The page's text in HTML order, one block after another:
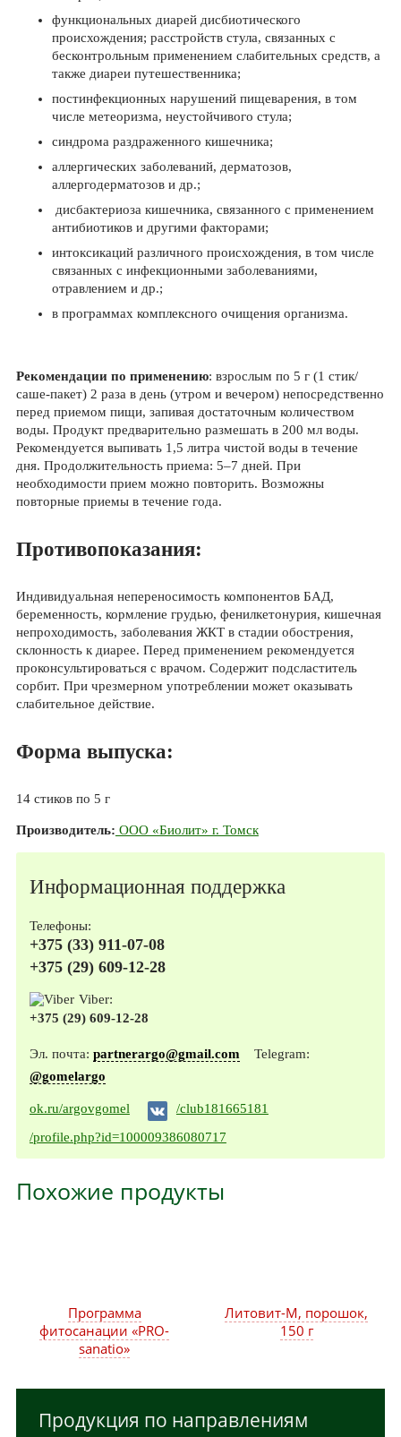
функциональных диарей дисбиотического
происхождения; расстройств стула, связанных с
бесконтрольным применением слабительных средств, а
также диареи путешественника;
постинфекционных нарушений пищеварения, в том
числе метеоризма, неустойчивого стула;
синдрома раздраженного кишечника;
аллергических заболеваний, дерматозов,
аллергодерматозов и др.;
дисбактериоза кишечника, связанного с применением
антибиотиков и другими факторами;
интоксикаций различного происхождения, в том числе
связанных с инфекционными заболеваниями,
отравлением и др.;
в программах комплексного очищения организма.
Рекомендации по применению: взрослым по 5 г (1 стик/
саше-пакет) 2 раза в день (утром и вечером) непосредственно
перед приемом пищи, запивая достаточным количеством
воды. Продукт предварительно размешать в 200 мл воды.
Рекомендуется выпивать 1,5 литра чистой воды в течение
дня. Продолжительность приема: 5–7 дней. При
необходимости прием можно повторить. Возможны
повторные приемы в течение года.
Противопоказания:
Индивидуальная непереносимость компонентов БАД,
беременность, кормление грудью, фенилкетонурия, кишечная
непроходимость, заболевания ЖКТ в стадии обострения,
склонность к диарее. Перед применением рекомендуется
проконсультироваться с врачом. Содержит подсластитель
сорбит. При чрезмерном употреблении может оказывать
слабительное действие.
Форма выпуска:
14 стиков по 5 г
Производитель: ООО «Биолит» г. Томск
Информационная поддержка
Телефоны:
+375 (33) 911-07-08
+375 (29) 609-12-28
Viber:
+375 (29) 609-12-28
Эл. почта: partnerargo@gmail.comTelegram:
@gomelargo
ok.ru/argovgomel
/club181665181
/profile.php?id=100009386080717
Похожие продукты
Программа
фитосанации «PRO-
sanatio»
Литовит-М, порошок,
150 г
Продукция по направлениям